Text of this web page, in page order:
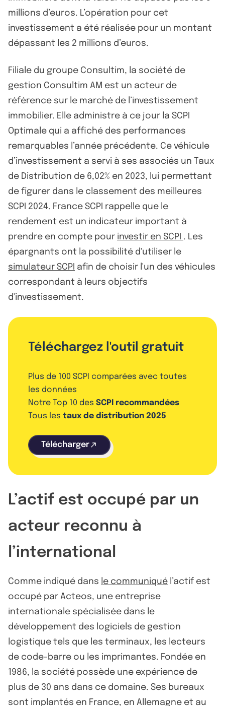
millions d’euros. L’opération pour cet
investissement a été réalisée pour un montant
dépassant les 2 millions d’euros.
Filiale du groupe Consultim, la société de
gestion Consultim AM est un acteur de
référence sur le marché de l’investissement
immobilier. Elle administre à ce jour la SCPI
Optimale qui a affiché des performances
remarquables l’année précédente. Ce véhicule
d’investissement a servi à ses associés un Taux
de Distribution de 6,02% en 2023, lui permettant
de figurer dans le classement des meilleures
SCPI 2024. France SCPI rappelle que le
rendement est un indicateur important à
prendre en compte pour investir en SCPI . Les
épargnants ont la possibilité d'utiliser le
simulateur SCPI afin de choisir l'un des véhicules
correspondant à leurs objectifs
d'investissement.
Téléchargez l'outil gratuit
Plus de 100 SCPI comparées avec toutes
les données
Notre Top 10 des SCPI recommandées
Tous les taux de distribution 2025
Télécharger
L’actif est occupé par un
acteur reconnu à
l’international
Comme indiqué dans le communiqué l’actif est
occupé par Acteos, une entreprise
internationale spécialisée dans le
développement des logiciels de gestion
logistique tels que les terminaux, les lecteurs
de code-barre ou les imprimantes. Fondée en
1986, la société possède une expérience de
plus de 30 ans dans ce domaine. Ses bureaux
sont implantés en France, en Allemagne et au